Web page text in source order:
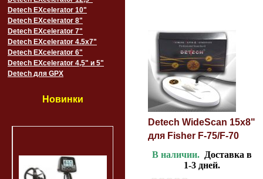
Detech EXcelerator 10"
Detech EXcelerator 8"
Detech EXcelerator 7"
Detech EXcelerator 4.5x7"
Detech EXcelerator 6"
Detech EXcelerator 4,5" и 5"
Detech для GPX
Новинки
Detech WideScan 15х8"
для Fisher F-75/F-70
В наличии. Доставка в
1-3 дней.